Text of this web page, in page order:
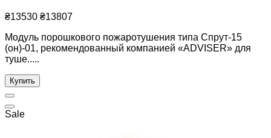
₴13530 ₴13807
Модуль порошкового пожаротушения типа Спрут-15
(он)-01, рекомендованный компанией «ADVISER» для
туше.....
Купить
Sale